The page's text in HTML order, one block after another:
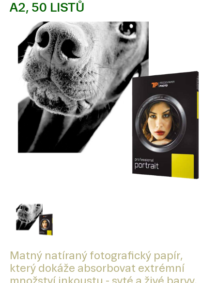
A2, 50 LISTŮ
Matný natíraný fotografický papír,
který dokáže absorbovat extrémní